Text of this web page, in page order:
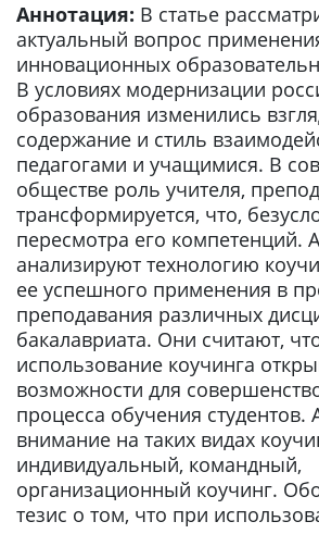
Аннотация: В статье
актуальный вопрос
инновационных
В условиях модернизации
образования изменились
содержание и стиль
педагогами и учащимися. В
обществе роль учителя,
трансформируется, что,
пересмотра его компетенций.
анализируют технологию
ее успешного применения в
преподавания различных
бакалавриата. Они считают,
использование коучинга
возможности для
процесса обучения студентов.
внимание на таких видах
индивидуальный, командный,
организационный коучинг.
тезис о том, что при